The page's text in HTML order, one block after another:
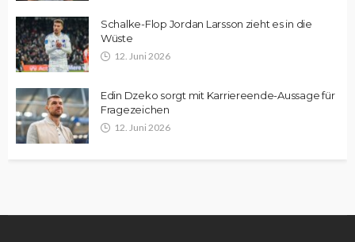
Schalke-Flop Jordan Larsson zieht es in die
Wüste
12. Juni 2026
Edin Dzeko sorgt mit Karriereende-Aussage für
Fragezeichen
12. Juni 2026